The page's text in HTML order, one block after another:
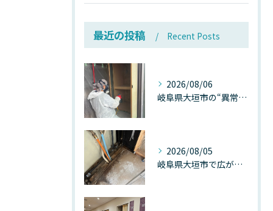
最近の投稿 Recent Posts
2026/08/06
岐阜県大垣市の“異常に高い気温”が建物内部を腐らせる──深層カビが爆発的に増える本当の理由
2026/08/05
岐阜県大垣市で広がる“深層カビ汚染”──なぜ除カビが必要なのか、建物内部で起きている見えない危機